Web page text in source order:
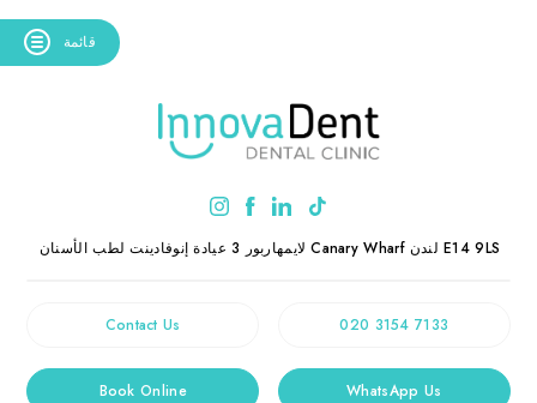
قائمة
عيادة إنوفادينت لطب الأسنان 3 لايمهاربور Canary Wharf لندن E14 9LS
Contact Us 020 3154 7133
Book Online WhatsApp Us